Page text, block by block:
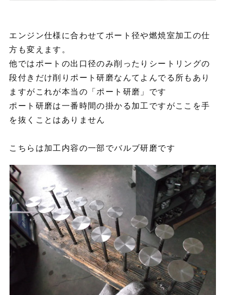
エンジン仕様に合わせてポート径や燃焼室加工の仕
方も変えます。
他ではポートの出口径のみ削ったりシートリングの
段付きだけ削りポート研磨なんてよんでる所もあり
ますがこれが本当の「ポート研磨」です
ポート研磨は一番時間の掛かる加工ですがここを手
を抜くことはありません
こちらは加工内容の一部でバルブ研磨です